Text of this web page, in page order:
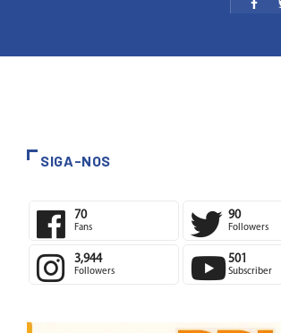
SIGA-NOS
70
Fans
90
Followers
3,944
Followers
501
Subscriber